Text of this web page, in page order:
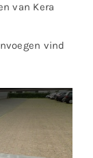
van Kera
vind